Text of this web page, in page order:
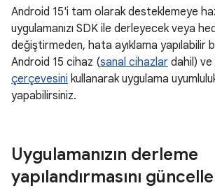
Android 15'i tam olarak desteklemeye
uygulamanızı SDK ile derleyecek veya
değiştirmeden, hata ayıklama yapılabilir
Android 15 cihaz (sanal cihazlar dahil) ve
çerçevesini kullanarak uygulama
yapabilirsiniz.
Uygulamanızın derleme
yapılandırmasını